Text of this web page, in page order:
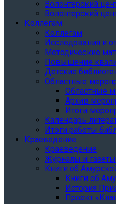
Волонтерский
Волонтерский
Коллегам
Коллегам
Исследования и
Методические
Повышение
Детские
Областные
Областные
Архив
Итоги
Календарь
Итоги работы
Краеведение
Краеведение
Журналы и
Книги об
Книги об
История
Проект